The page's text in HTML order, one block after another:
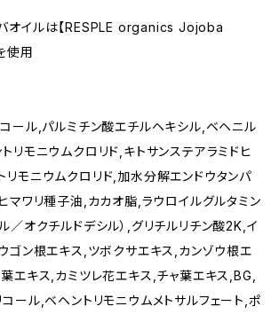
オイルは【RESPLE organics Jojoba
使用
ール,パルミチン酸エチルヘキシル,ベヘニル
リモニウムクロリド,キトサンステアラミドヒ
リモニウムクロリド,加水分解エンドウタンパ
マワリ種子油,カカオ脂,ラウロイルグルタミン
／オクチルドデシル）,グリチルリチン酸2K,イ
ゴン根エキス,ツボクサエキス,カンゾウ根エ
エキス,カミツレ花エキス,チャ葉エキス,BG,
コール,ベヘントリモニウムメトサルフェート,ポ